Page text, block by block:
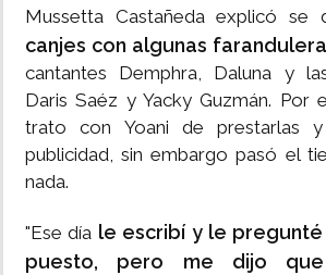
Mussetta Castañeda explicó se
canjes con algunas
cantantes Demphra, Daluna y
Daris Saéz y Yacky Guzmán. Por
trato con Yoani de prestarlas
publicidad, sin embargo pasó el
nada.
"Ese día le escribí y le pregunté
puesto, pero me dijo